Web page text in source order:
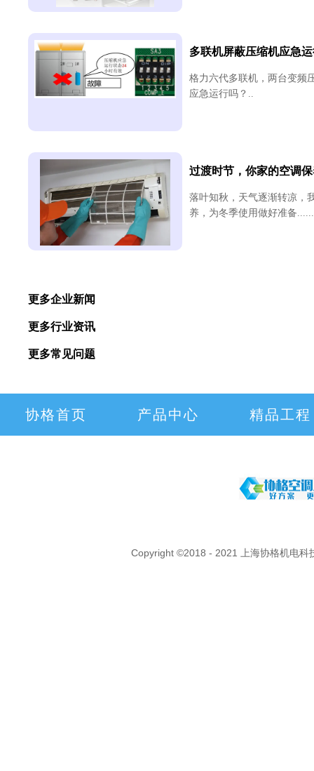
多联机屏蔽压缩机应急
格力六代多联机，两台变频
应急运行吗？..
过渡时节，你家的空调
落叶知秋，天气逐渐转凉，
养，为冬季使用做好准备
更多企业新闻
更多行业资讯
更多常见问题
协格首页 产品中心 精品工程
Copyright ©2018 - 2021 上海协格机电